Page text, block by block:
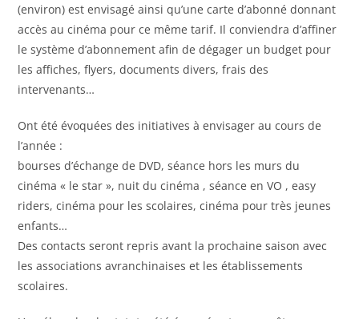
(environ) est envisagé ainsi qu’une carte d’abonné donnant
accès au cinéma pour ce même tarif. Il conviendra d’affiner
le système d’abonnement afin de dégager un budget pour
les affiches, flyers, documents divers, frais des
intervenants…
Ont été évoquées des initiatives à envisager au cours de
l’année :
bourses d’échange de DVD, séance hors les murs du
cinéma « le star », nuit du cinéma , séance en VO , easy
riders, cinéma pour les scolaires, cinéma pour très jeunes
enfants…
Des contacts seront repris avant la prochaine saison avec
les associations avranchinaises et les établissements
scolaires.